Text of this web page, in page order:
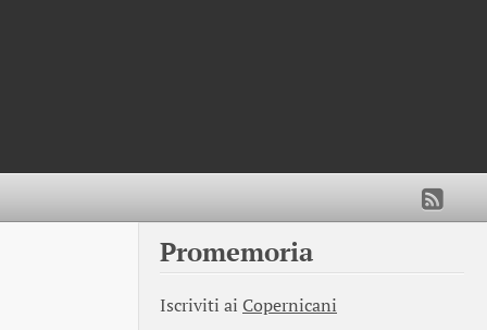
Promemoria
Iscriviti ai Copernicani